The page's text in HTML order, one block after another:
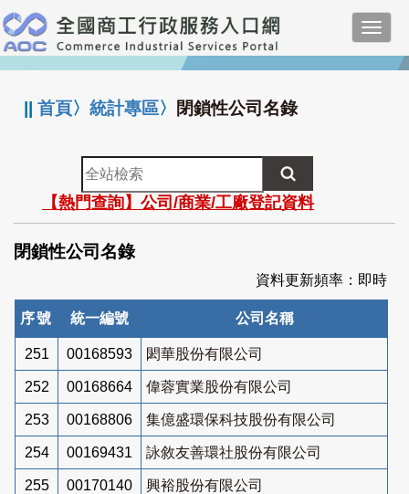
跳
到
主
要
:::
||首頁〉統計專區〉 閉鎖性公司名錄
全
站
檢
索
【熱門查詢】公司/商業/工廠登記資料
閉鎖性公司名錄
資料更新頻率：即時
序號 統一編號 公司名稱
251 00168593 閎華股份有限公司
252 00168664 偉蓉實業股份有限公司
253 00168806 集億盛環保科技股份有限公司
254 00169431 詠敘友善環社股份有限公司
255 00170140 興裕股份有限公司